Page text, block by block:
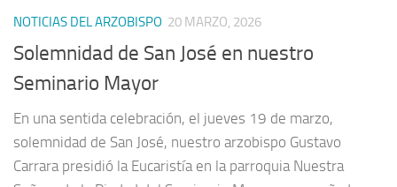
NOTICIAS DEL ARZOBISPO 20 MARZO, 2026
Solemnidad de San José en nuestro
Seminario Mayor
En una sentida celebración, el jueves 19 de marzo,
solemnidad de San José, nuestro arzobispo Gustavo
Carrara presidió la Eucaristía en la parroquia Nuestra